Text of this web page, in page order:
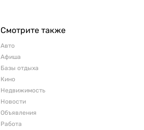
Смотрите также
Авто
Афиша
Базы отдыха
Кино
Недвижимость
Новости
Объявления
Работа